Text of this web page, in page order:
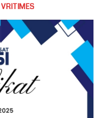
VRITIMES